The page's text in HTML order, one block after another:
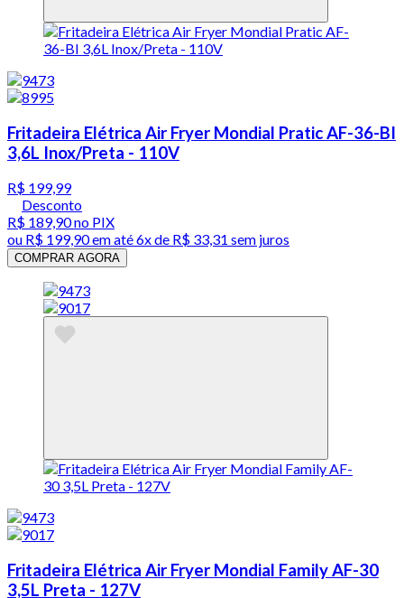
Fritadeira Elétrica Air Fryer Mondial Pratic AF-36-BI
3,6L Inox/Preta - 110V
R$ 199,99
Desconto
R$ 189,90no PIX
ou R$ 199,90em até6x de R$ 33,31 sem juros
COMPRAR AGORA
Fritadeira Elétrica Air Fryer Mondial Family AF-30
3,5L Preta - 127V